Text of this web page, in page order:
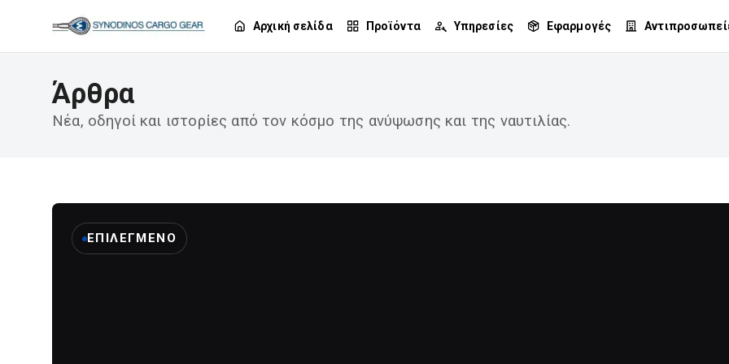
Αρχική σελίδα Προϊόντα Υπηρεσίες Εφαρμογές
Άρθρα
Νέα, οδηγοί και ιστορίες από τον κόσμο της ανύψωσης και της ναυτιλίας.
ΕΠΙΛΕΓΜΈΝΟ